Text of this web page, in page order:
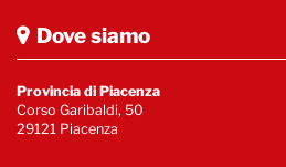
Dove siamo
Provincia di Piacenza
Corso Garibaldi, 50
29121 Piacenza